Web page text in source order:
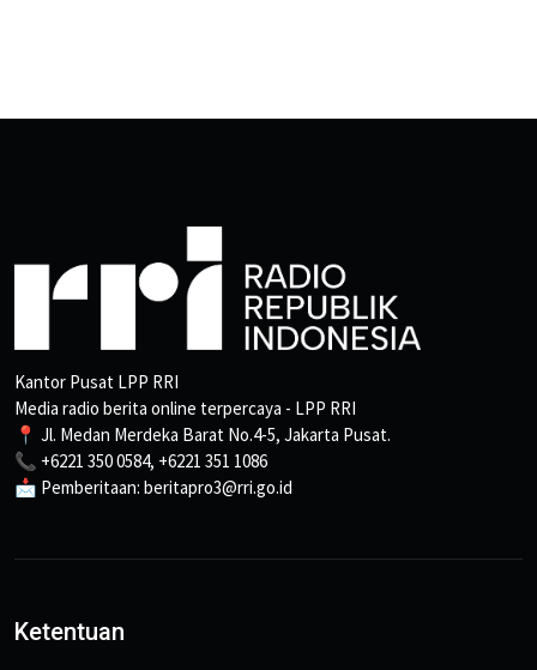
Kantor Pusat LPP RRI
Media radio berita online terpercaya - LPP RRI
📍 Jl. Medan Merdeka Barat No.4-5, Jakarta Pusat.
📞 +6221 350 0584, +6221 351 1086
📩 Pemberitaan: beritapro3@rri.go.id
Ketentuan